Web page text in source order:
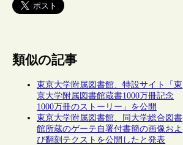
類似の記事
東京大学附属図書館、特設サイト「東
京大学附属図書館蔵書1000万冊記念
1000万冊のストーリー」を公開
東京大学附属図書館、同大学総合図書
館所蔵のゲーテ自署付書簡の画像およ
び翻刻テクストを公開したと発表